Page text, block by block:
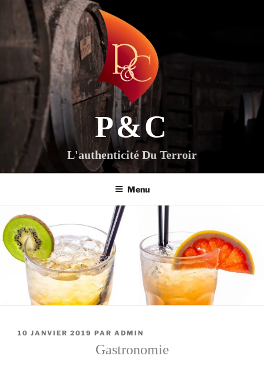
contenu
principal
P&C
L'authenticité Du Terroir
Menu
PUBLIÉ
10 JANVIER 2019 PAR ADMIN
Gastronomie